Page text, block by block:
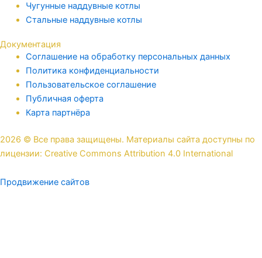
Чугунные наддувные котлы
Стальные наддувные котлы
Документация
Соглашение на обработку персональных данных
Политика конфиденциальности
Пользовательское соглашение
Публичная оферта
Карта партнёра
2026 © Все права защищены. Материалы сайта доступны по
лицензии: Creative Commons Attribution 4.0 International
Продвижение сайтов